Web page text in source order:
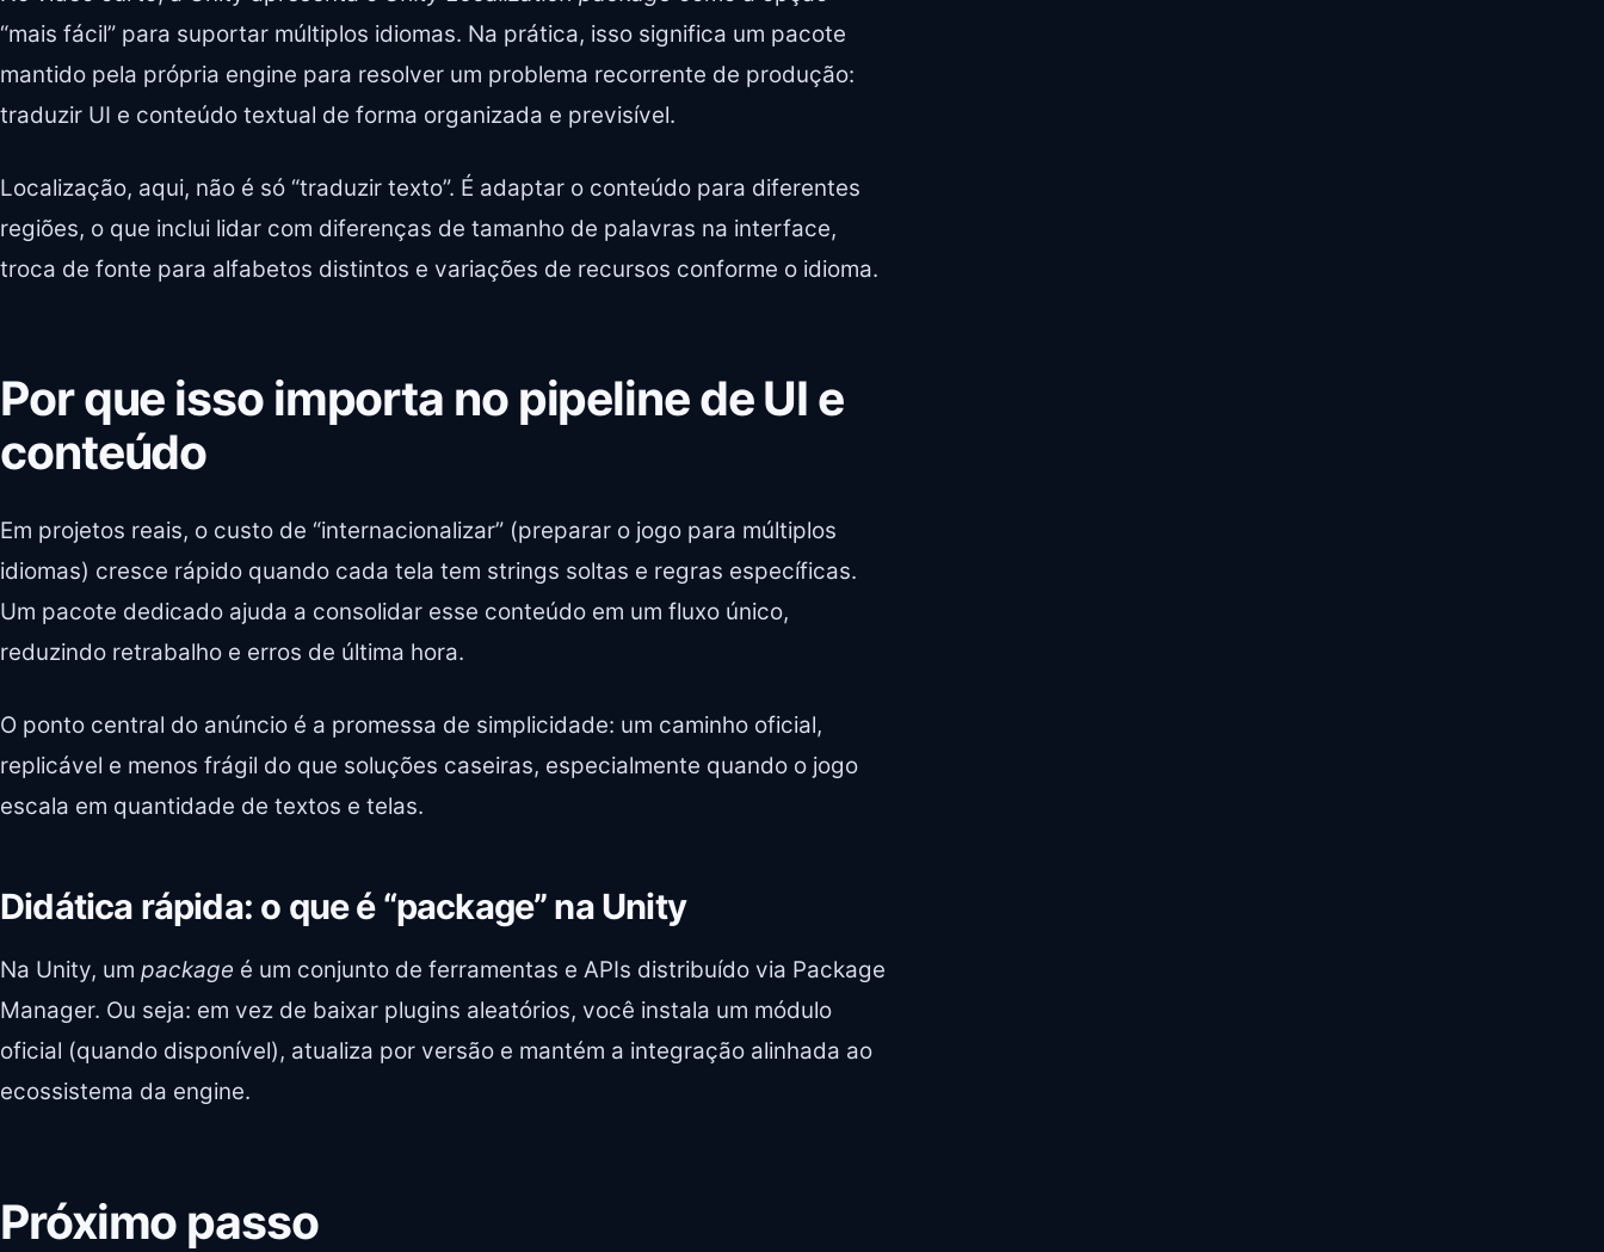
“mais fácil” para suportar múltiplos idiomas. Na prática, isso significa um pacote
mantido pela própria engine para resolver um problema recorrente de produção:
traduzir UI e conteúdo textual de forma organizada e previsível.
Localização, aqui, não é só “traduzir texto”. É adaptar o conteúdo para diferentes
regiões, o que inclui lidar com diferenças de tamanho de palavras na interface,
troca de fonte para alfabetos distintos e variações de recursos conforme o idioma.
Por que isso importa no pipeline de UI e
conteúdo
Em projetos reais, o custo de “internacionalizar” (preparar o jogo para múltiplos
idiomas) cresce rápido quando cada tela tem strings soltas e regras específicas.
Um pacote dedicado ajuda a consolidar esse conteúdo em um fluxo único,
reduzindo retrabalho e erros de última hora.
O ponto central do anúncio é a promessa de simplicidade: um caminho oficial,
replicável e menos frágil do que soluções caseiras, especialmente quando o jogo
escala em quantidade de textos e telas.
Didática rápida: o que é “package” na Unity
Na Unity, um package é um conjunto de ferramentas e APIs distribuído via Package
Manager. Ou seja: em vez de baixar plugins aleatórios, você instala um módulo
oficial (quando disponível), atualiza por versão e mantém a integração alinhada ao
ecossistema da engine.
Próximo passo